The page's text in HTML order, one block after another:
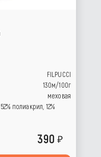
FILPUCCI
130м/100г
меховая
полиакрил, 12%
390